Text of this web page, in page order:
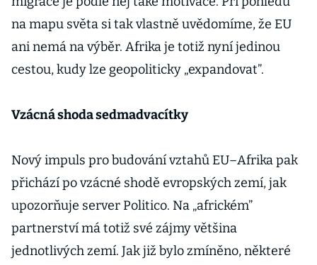
na mapu světa si tak vlastně uvědomíme, že EU
ani nemá na výběr. Afrika je totiž nyní jedinou
cestou, kudy lze geopoliticky „expandovat”.
Vzácná shoda sedmadvacítky
Nový impuls pro budování vztahů EU–Afrika pak
přichází po vzácné shodě evropských zemí, jak
upozorňuje server Politico. Na „africkém”
partnerství má totiž své zájmy většina
jednotlivých zemí. Jak již bylo zmíněno, některé